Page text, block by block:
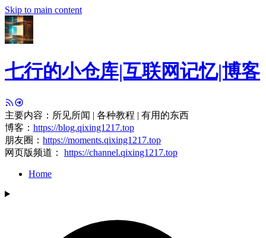
Skip to main content
七行的小仓库|互联网记忆|博客
主要内容：所见所闻 | 各种教程 | 有用的东西
博客： https://blog.qixing1217.top
朋友圈： https://moments.qixing1217.top
网页版频道： https://channel.qixing1217.top
Home